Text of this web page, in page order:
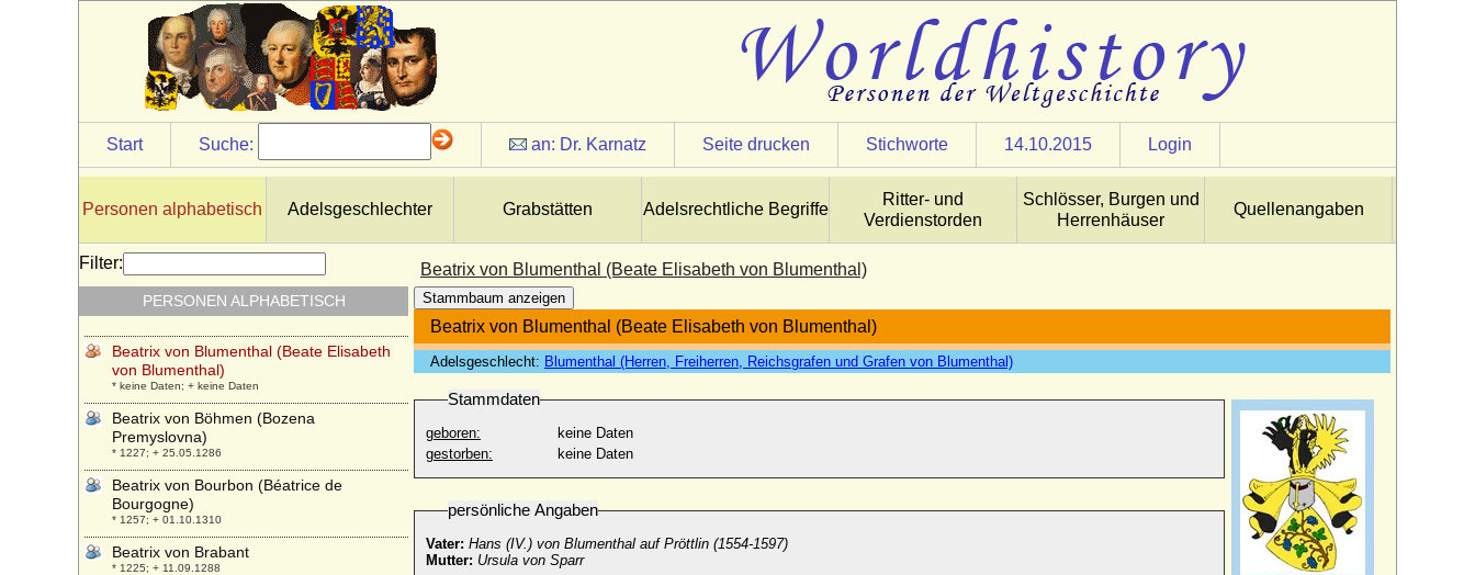
Start Suche: an: Dr. Karnatz Seite drucken Stichworte 14.10.2015 Login
Personen alphabetisch Adelsgeschlechter Grabstätten Adelsrechtliche Begriffe
Ritter- und
Verdienstorden
Schlösser, Burgen und
Herrenhäuser
Quellenangaben
Beatrix von Blumenthal (Beate Elisabeth von Blumenthal)
Stammbaum anzeigen
Beatrix von Blumenthal (Beate Elisabeth von Blumenthal)
Adelsgeschlecht: Blumenthal (Herren, Freiherren, Reichsgrafen und Grafen von Blumenthal)
Stammdaten
geboren:
keine Daten
gestorben:
keine Daten
persönliche Angaben
Vater: Hans (IV.) von Blumenthal auf Pröttlin (1554-1597)
Mutter: Ursula von Sparr
Filter:
PERSONEN ALPHABETISCH
Vermandois)
* um 880; + nach März 931
Beatrix der Niederlande, Königin
* 31.01.1938;
Beatrix di Bari (Beatrice de Bar)
* unbekannt; + unbekannt
Beatrix von Andechs-Meranien
* 1210; + 09.02.1271
Beatrix von Baden
* 22.01.1492; + 04.04.1535
Beatrix von Bayern-München
* um 1403; + 12.03.1447
Beatrix von Blumenthal (Beate Elisabeth
von Blumenthal)
* keine Daten; + keine Daten
Beatrix von Böhmen (Bozena
Premyslovna)
* 1227; + 25.05.1286
Beatrix von Bourbon (Béatrice de
Bourgogne)
* 1257; + 01.10.1310
Beatrix von Brabant
* 1225; + 11.09.1288